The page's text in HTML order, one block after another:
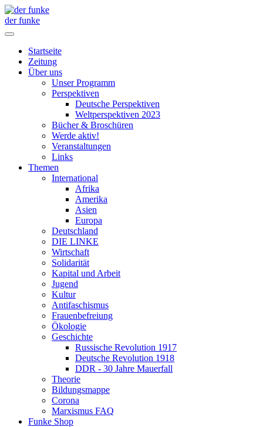
der funke
Startseite
Zeitung
Über uns
Unser Programm
Perspektiven
Deutsche Perspektiven
Weltperspektiven 2023
Bücher & Broschüren
Werde aktiv!
Veranstaltungen
Links
Themen
International
Afrika
Amerika
Asien
Europa
Deutschland
DIE LINKE
Wirtschaft
Solidarität
Kapital und Arbeit
Jugend
Kultur
Antifaschismus
Frauenbefreiung
Ökologie
Geschichte
Russische Revolution 1917
Deutsche Revolution 1918
DDR - 30 Jahre Mauerfall
Theorie
Bildungsmappe
Corona
Marxismus FAQ
Funke Shop